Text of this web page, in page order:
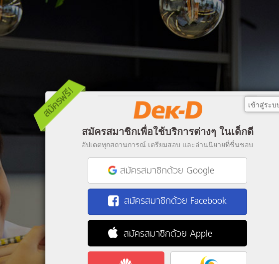
สมัครสมาชิกเพื่อใช้บริการต่างๆ ในเด็กดี
อัปเดตทุกสถานการณ์ เตรียมสอบ และอ่านนิยายที่ชื่นชอบ
สมัครสมาชิกด้วย Google
สมัครสมาชิกด้วย Facebook
สมัครสมาชิกด้วย Apple
เข้าสู่ระบ